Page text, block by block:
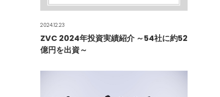
2024.12.23
ZVC 2024年投資実績紹介 ～54社に約52
億円を出資～